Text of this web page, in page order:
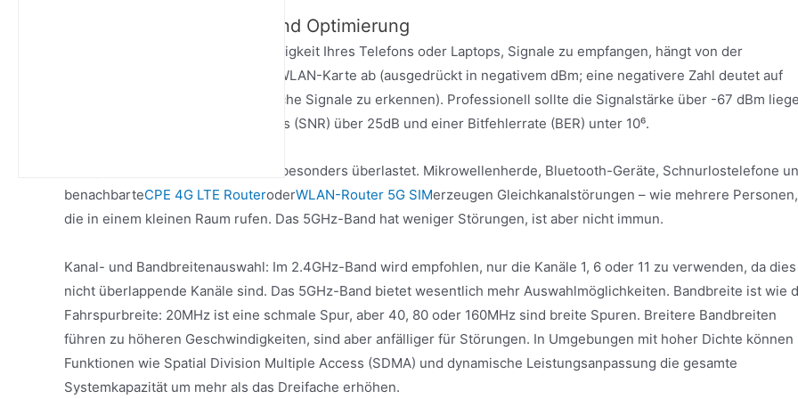
4. Empfang, Interferenz und Optimierung
Empfängerempfindlichkeit: Die Fähigkeit Ihres Telefons oder Laptops, Signale zu empfangen, hängt von der
Empfängerempfindlichkeit seiner WLAN-Karte ab (ausgedrückt in negativem dBm; eine negativere Zahl deutet auf
eine bessere Fähigkeit hin, schwache Signale zu erkennen). Professionell sollte die Signalstärke über -67 dBm
mit einem Signal-Rausch-Verhältnis (SNR) über 25dB und einer Bitfehlerrate (BER) unter 10⁶.
Störquellen: Das 2.4GHz-Band ist besonders überlastet. Mikrowellenherde, Bluetooth-Geräte, Schnurlostelefone
benachbarteCPE 4G LTE RouteroderWLAN-Router 5G SIMerzeugen Gleichkanalstörungen – wie mehrere Personen,
die in einem kleinen Raum rufen. Das 5GHz-Band hat weniger Störungen, ist aber nicht immun.
Kanal- und Bandbreitenauswahl: Im 2.4GHz-Band wird empfohlen, nur die Kanäle 1, 6 oder 11 zu verwenden, da dies
nicht überlappende Kanäle sind. Das 5GHz-Band bietet wesentlich mehr Auswahlmöglichkeiten. Bandbreite ist wie
Fahrspurbreite: 20MHz ist eine schmale Spur, aber 40, 80 oder 160MHz sind breite Spuren. Breitere Bandbreiten
führen zu höheren Geschwindigkeiten, sind aber anfälliger für Störungen. In Umgebungen mit hoher Dichte können
Funktionen wie Spatial Division Multiple Access (SDMA) und dynamische Leistungsanpassung die gesamte
Systemkapazität um mehr als das Dreifache erhöhen.